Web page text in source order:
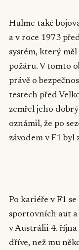
Hulme také
a v roce 1973
systém, který
požáru. V tomto
právě o
testech před
zemřel jeho
oznámil, že po
závodem v F1 byl
Po kariéře v F1
sportovních aut
v Austrálii 4.
dříve, než mu